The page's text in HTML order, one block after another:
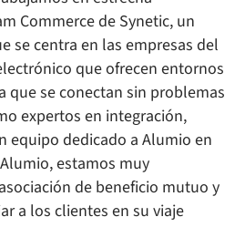
Commerce de Synetic, un
se centra en las empresas del
que ofrecen entornos
que se conectan sin problemas
expertos en integración,
equipo dedicado a Alumio en
estamos muy
de beneficio mutuo y
a los clientes en su viaje